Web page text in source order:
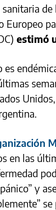
Europeo
estimó
en las
y